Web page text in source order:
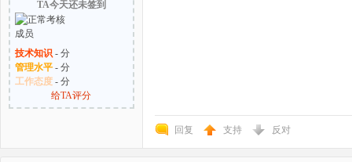
TA今天还未签到
技术知识- 分
管理水平- 分
工作态度- 分
给TA评分
回复 支持 反对